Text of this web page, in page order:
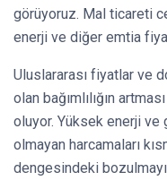
görüyoruz. Mal ticareti
enerji ve diğer emtia
Uluslararası fiyatlar ve
olan bağımlılığın
oluyor. Yüksek enerji ve
olmayan harcamaları
dengesindeki bozulmayı